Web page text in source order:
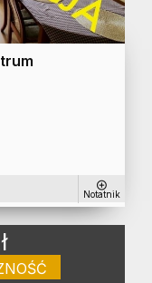
Notatnik